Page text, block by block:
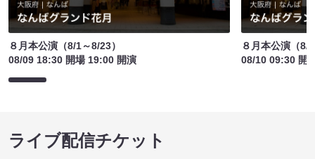
８月本公演（8/1～8/23）
08/09 18:30 開場 19:00 開演
８月本公演（8/
08/10 09:30 開
ライブ配信チケット